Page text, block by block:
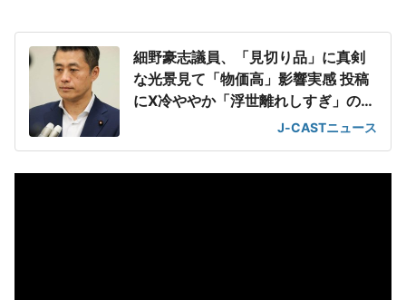
細野豪志議員、「見切り品」に真剣
な光景見て「物価高」影響実感 投稿
にX冷ややか「浮世離れしすぎ」の声
J-CASTニュース